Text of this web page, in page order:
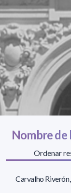
Nombre de
Ordenar
Carvalho